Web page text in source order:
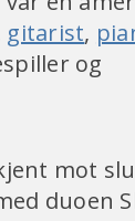
gitarist,
og
mot
duoen